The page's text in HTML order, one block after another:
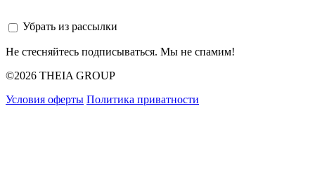
Убрать из рассылки
Не стесняйтесь подписываться. Мы не спамим!
©2026 THEIA GROUP
Условия оферты Политика приватности